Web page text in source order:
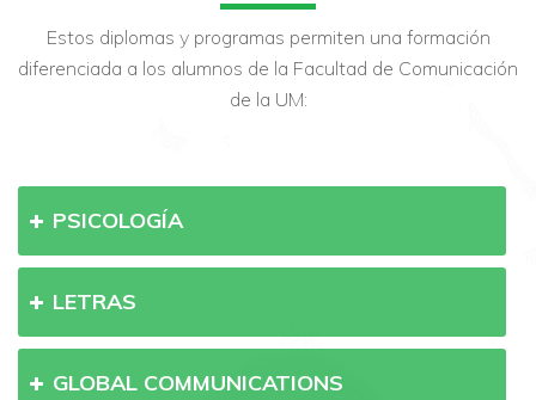
Estos diplomas y programas permiten una formación
diferenciada a los alumnos de la Facultad de Comunicación
de la UM:
PSICOLOGÍA
LETRAS
GLOBAL COMMUNICATIONS